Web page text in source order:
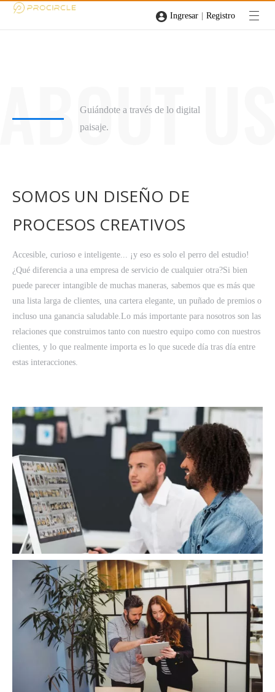
Ingresar | Registro
Guiándote a través de lo digital
paisaje.
SOMOS UN DISEÑO DE
PROCESOS CREATIVOS
Accesible, curioso e inteligente... ¡y eso es solo el perro del estudio!
¿Qué diferencia a una empresa de servicio de cualquier otra?Si bien
puede parecer intangible de muchas maneras, sabemos que es más que
una lista larga de clientes, una cartera elegante, un puñado de premios o
incluso una ganancia saludable.Lo más importante para nosotros son las
relaciones que construimos tanto con nuestro equipo como con nuestros
clientes, y lo que realmente importa es lo que sucede día tras día entre
estas interacciones.